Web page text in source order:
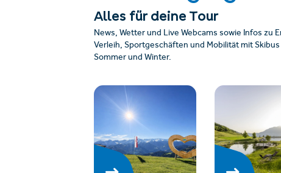
Alles für deine Tour
News, Wetter und Live Webcams sowie Infos zu
Verleih, Sportgeschäften und Mobilität mit Skibus
Sommer und Winter.